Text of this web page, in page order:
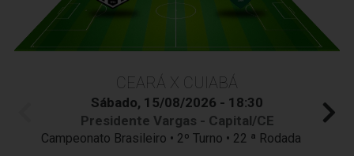
CEARÁ X CUIABÁ
Sábado, 15/08/2026 - 18:30
Presidente Vargas - Capital/CE
Campeonato Brasileiro • 2º Turno • 22 ª Rodada